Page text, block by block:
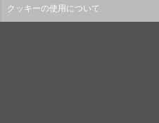
クッキーの使用について